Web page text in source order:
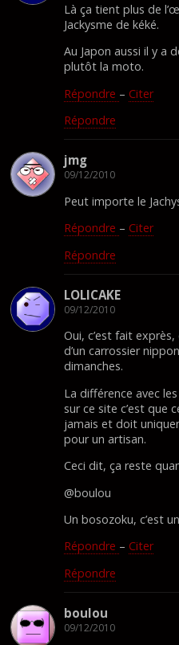
Là ça tient plus de
Jackysme de kéké.
Au Japon aussi il y a
plutôt la moto.
Répondre – Citer
Répondre
jmg
09/12/2010
Peut importe le
Répondre – Citer
Répondre
LOLICAKE
09/12/2010
Oui, c’est fait
d’un carrossier
dimanches.
La différence avec
sur ce site c’est que
jamais et doit
pour un artisan.
Ceci dit, ça reste
@boulou
Un bosozoku, c’est
Répondre – Citer
Répondre
boulou
09/12/2010